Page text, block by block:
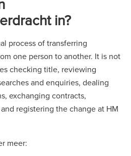
in?
process of transferring
one person to another. It is not
checking title, reviewing
and enquiries, dealing
exchanging contracts,
registering the change at HM
meer: